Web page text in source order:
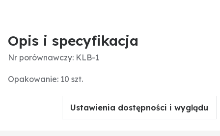
Opis i specyfikacja
Nr porównawczy: KLB-1
Opakowanie: 10 szt.
Ustawienia dostępności i wyglądu